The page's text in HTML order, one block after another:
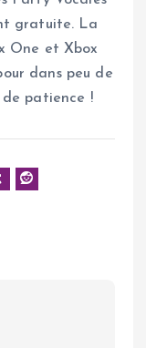
gratuite. La
One et Xbox
dans peu de
de patience !